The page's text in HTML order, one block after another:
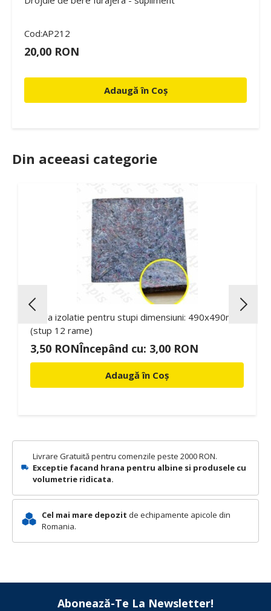
Livrare Gratuită pentru comenzile peste 2000 RON.
Exceptie facand hrana pentru albine si produsele cu
volumetrie ridicata.
Cel mai mare depozit de echipamente apicole din
Romania.
Cod:AP212
20,00 RON
Adaugă în Coș
Din aceeasi categorie
Pasla izolatie pentru stupi dimensiuni: 490x490mm
(stup 12 rame)
3,50 RONÎncepând cu: 3,00 RON
Adaugă în Coș
Abonează-Te La Newsletter!